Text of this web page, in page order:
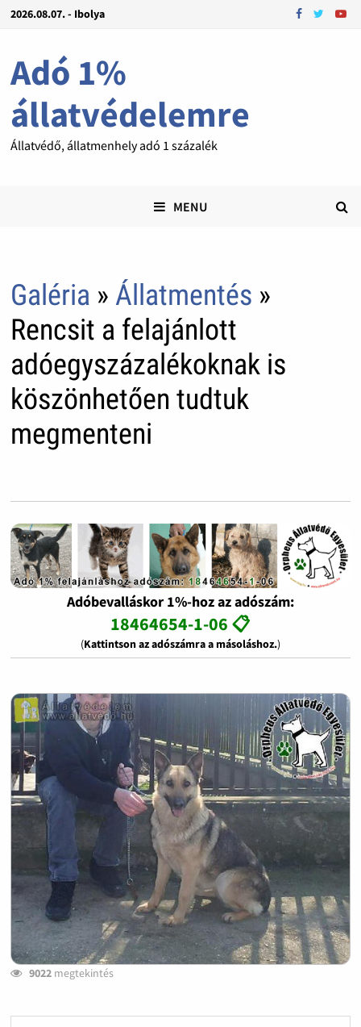
2026.08.07. - Ibolya
Adó 1%
állatvédelemre
Állatvédő, állatmenhely adó 1 százalék
MENU
Galéria » Állatmentés »
Rencsit a felajánlott
adóegyszázalékoknak is
köszönhetően tudtuk
megmenteni
Adóbevalláskor 1%-hoz az adószám:
18464654-1-06 📋
(Kattintson az adószámra a másoláshoz.)
9022megtekintés